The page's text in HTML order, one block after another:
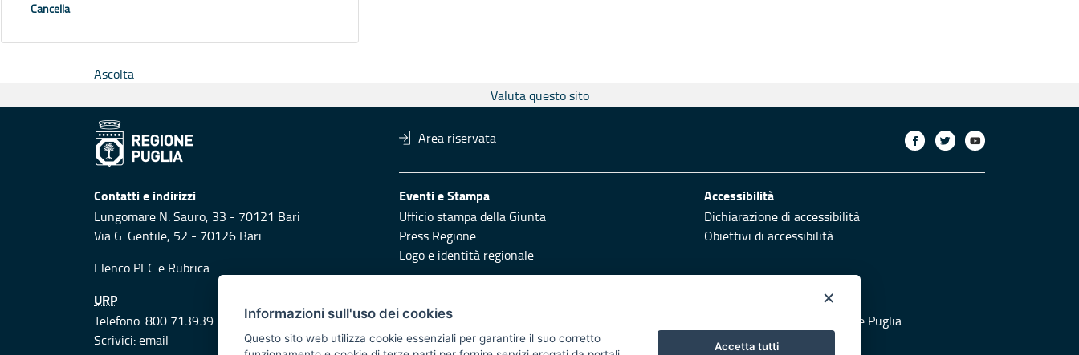
Cancella
Ascolta
Valuta questo sito
Area riservata
Contatti e indirizzi
Lungomare N. Sauro, 33 - 70121 Bari
Via G. Gentile, 52 - 70126 Bari
Elenco PEC e Rubrica
Eventi e Stampa
Ufficio stampa della Giunta
Press Regione
Logo e identità regionale
Accessibilità
Dichiarazione di accessibilità
Obiettivi di accessibilità
URP
Telefono: 800 713939
Scrivici:email
Responsabili di pubblicazione Vai al sito di Protezione Civile Puglia
×
Informazioni sull'uso dei cookies
Questo sito web utilizza cookie essenziali per garantire il suo corretto
Accetta tutti